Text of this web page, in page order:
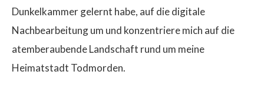
Dunkelkammer gelernt habe, auf die digitale
Nachbearbeitung um und konzentriere mich auf die
atemberaubende Landschaft rund um meine
Heimatstadt Todmorden.